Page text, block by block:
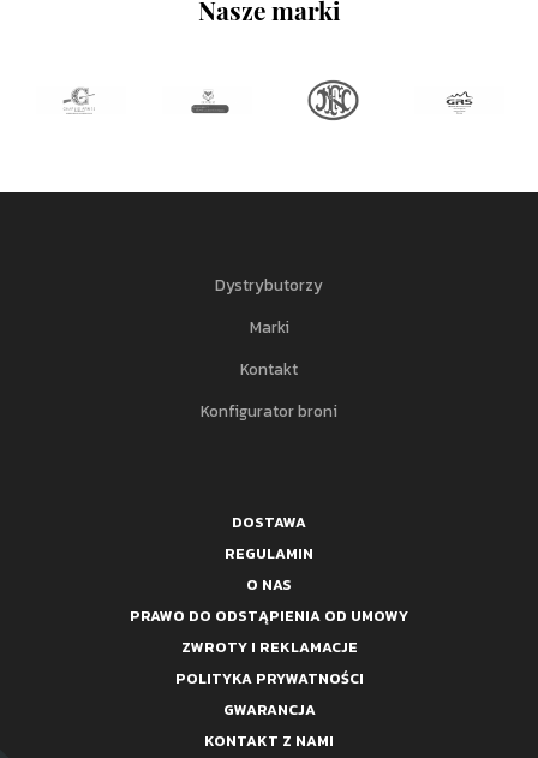
Nasze marki
Dystrybutorzy
Marki
Kontakt
Konfigurator broni
DOSTAWA
REGULAMIN
O NAS
PRAWO DO ODSTĄPIENIA OD UMOWY
ZWROTY I REKLAMACJE
POLITYKA PRYWATNOŚCI
GWARANCJA
KONTAKT Z NAMI